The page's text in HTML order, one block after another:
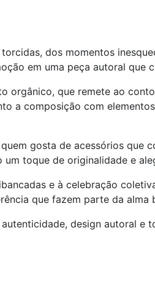
dos momentos
em uma peça autoral
orgânico, que remete ao
a composição com
gosta de acessórios que
toque de originalidade e
e à celebração
que fazem parte da alma
design autoral e